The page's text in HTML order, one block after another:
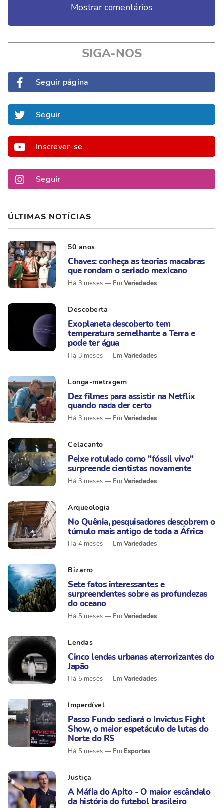
Mostrar comentários
SIGA-NOS
Seguir página
Seguir
Inscrever-se
Seguir
ÚLTIMAS NOTÍCIAS
50 anos
Chaves: conheça as teorias macabras
que rondam o seriado mexicano
Há 3 meses Variedades
Descoberta
Exoplaneta descoberto tem
temperatura semelhante a Terra e
pode ter água
Há 3 meses Variedades
Longa-metragem
Dez filmes para assistir na Netflix
quando nada der certo
Há 3 meses Variedades
Celacanto
Peixe rotulado como "fóssil vivo"
surpreende cientistas novamente
Há 3 meses Variedades
Arqueologia
No Quênia, pesquisadores descobrem o
túmulo mais antigo de toda a África
Há 4 meses Variedades
Bizarro
Sete fatos interessantes e
surpreendentes sobre as profundezas
do oceano
Há 5 meses Variedades
Lendas
Cinco lendas urbanas aterrorizantes do
Japão
Há 5 meses Variedades
Imperdível
Passo Fundo sediará o Invictus Fight
Show, o maior espetáculo de lutas do
Norte do RS
Há 5 meses Esportes
Justiça
A Máfia do Apito - O maior escândalo
da história do futebol brasileiro